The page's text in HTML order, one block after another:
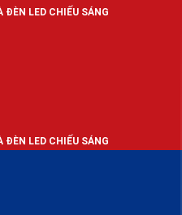
SÁNG
SÁNG